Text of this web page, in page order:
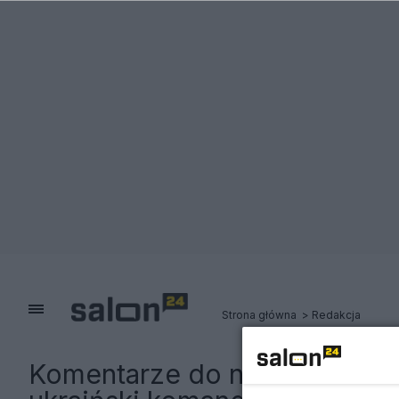
Strona główna Redakcja
Komentarze do notki: